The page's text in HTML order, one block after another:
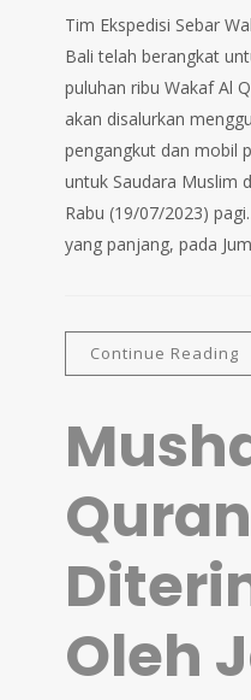
Tim Ekspedisi Sebar
Bali telah berangkat
puluhan ribu Wakaf Al
akan disalurkan
pengangkut dan mobil
untuk Saudara Muslim
Rabu (19/07/2023)
yang panjang, pada
Continue Reading
Oleh